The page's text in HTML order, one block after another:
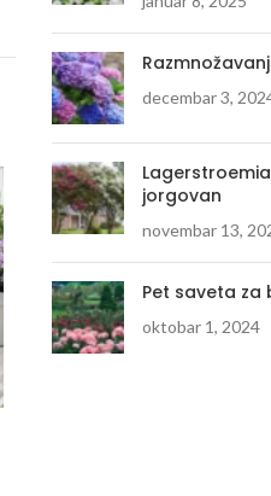
decembar 3,
jorgovan
novembar 13,
Pet saveta za
oktobar 1, 2024